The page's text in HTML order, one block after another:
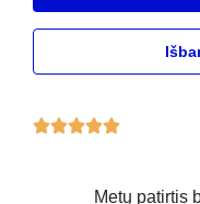

Metų patirtis